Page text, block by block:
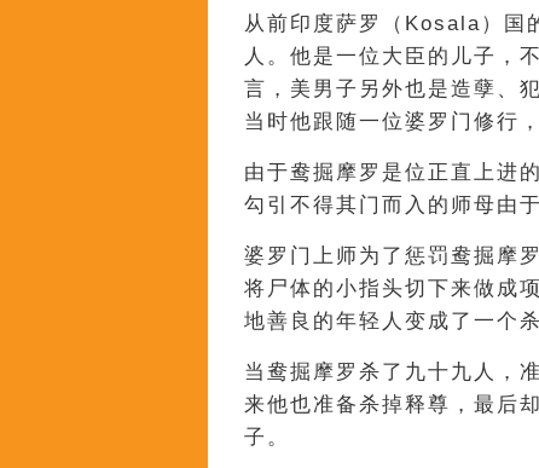
从前印度萨罗（Kosala）国
人。他是一位大臣的儿子，
言，美男子另外也是造孽、
当时他跟随一位婆罗门修行
由于鸯掘摩罗是位正直上进
勾引不得其门而入的师母由
婆罗门上师为了惩罚鸯掘摩
将尸体的小指头切下来做成
地善良的年轻人变成了一个
当鸯掘摩罗杀了九十九人，
来他也准备杀掉释尊，最后
子。